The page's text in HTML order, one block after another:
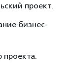
проект.
бизнес-
проекта.